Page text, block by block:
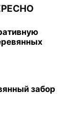
забор